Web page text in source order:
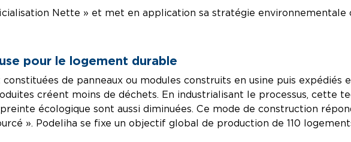
Nette » et met en application sa stratégie
pour le logement durable
de panneaux ou modules construits en usine puis expédiés
créent moins de déchets. En industrialisant le processus, cette
écologique sont aussi diminuées. Ce mode de construction
». Podeliha se fixe un objectif global de production de 110